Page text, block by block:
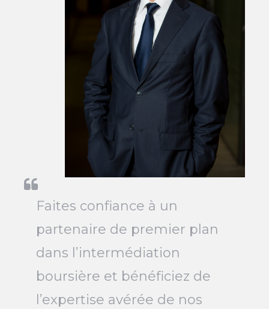
Faites confiance à un
partenaire de premier plan
dans l’intermédiation
boursière et bénéficiez de
l’expertise avérée de nos